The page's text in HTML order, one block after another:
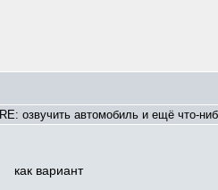
RE: озвучить автомобиль и ещё что-
как вариант